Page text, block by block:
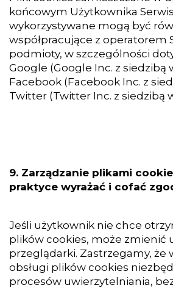
końcowym Użytkownika
wykorzystywane mogą być
współpracujące z operatorem
podmioty, w szczególności
Google (Google Inc. z siedzibą
Facebook (Facebook Inc. z
Twitter (Twitter Inc. z siedzibą
9. Zarządzanie plikami
praktyce wyrażać i cofać
Jeśli użytkownik nie chce
plików cookies, może zmienić
przeglądarki. Zastrzegamy, że
obsługi plików cookies
procesów uwierzytelniania,